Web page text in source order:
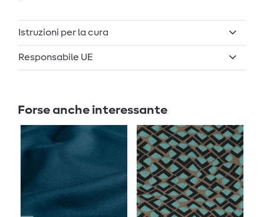
Istruzioni per la cura
Responsabile UE
Forse anche interessante